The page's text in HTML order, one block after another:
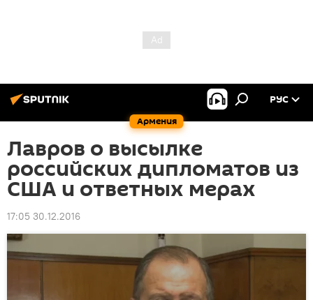
Армения
РУС
Лавров о высылке
российских дипломатов из
США и ответных мерах
17:05 30.12.2016